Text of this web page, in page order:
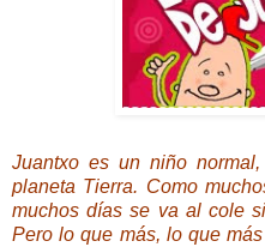
Juantxo es un niño
planeta Tierra. Como
muchos días se va al cole
Pero lo que más, lo que